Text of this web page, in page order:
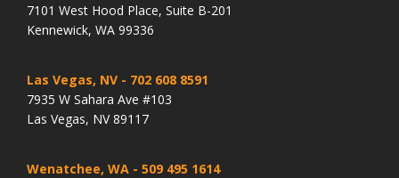
7101 West Hood Place, Suite B-201
Kennewick, WA 99336
Las Vegas, NV - 702 608 8591
7935 W Sahara Ave #103
Las Vegas, NV 89117
Wenatchee, WA - 509 495 1614